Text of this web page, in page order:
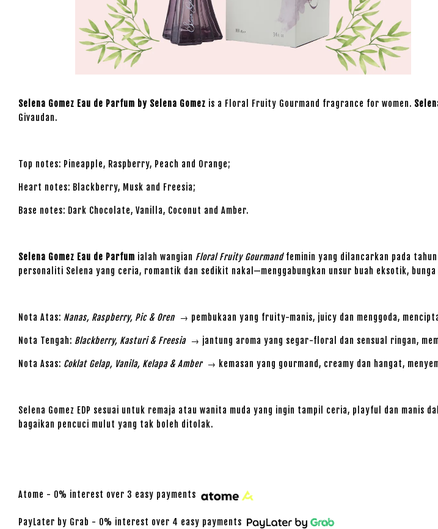
Selena Gomez Eau de Parfum by Selena Gomez is a Floral Fruity Gourmand fragrance for women.
Givaudan.
Top notes: Pineapple, Raspberry, Peach and Orange;
Heart notes: Blackberry, Musk and Freesia;
Base notes: Dark Chocolate, Vanilla, Coconut and Amber.
Selena Gomez Eau de Parfum ialah wangian Floral Fruity Gourmandfeminin yang dilancarkan pada
personaliti Selena yang ceria, romantik dan sedikit nakal—menggabungkan unsur buah eksotik,
Nota Atas: Nanas, Raspberry, Pic & Oren → pembukaan yang fruity-manis, juicy dan menggoda,
Nota Tengah: Blackberry, Kasturi & Freesia→ jantung aroma yang segar-floral dan sensual ringan,
Nota Asas: Coklat Gelap, Vanila, Kelapa & Amber→ kemasan yang gourmand, creamy dan hangat,
Selena Gomez EDP sesuai untuk remaja atau wanita muda yang ingin tampil ceria, playful dan
bagaikan pencuci mulut yang tak boleh ditolak.
Atome - 0% interest over 3 easy payments
PayLater by Grab - 0% interest over 4 easy payments